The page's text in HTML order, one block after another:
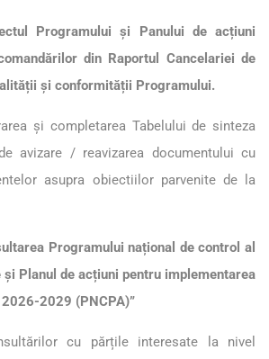
Programului și Panului de acțiuni
din Raportul Cancelariei de
și conformității Programului.
și completarea Tabelului de sinteza
avizare / reavizarea documentului cu
asupra obiectiilor parvenite de la
Programului național de control al
Planul de acțiuni pentru implementarea
2029 (PNCPA)”
cu părțile interesate la nivel